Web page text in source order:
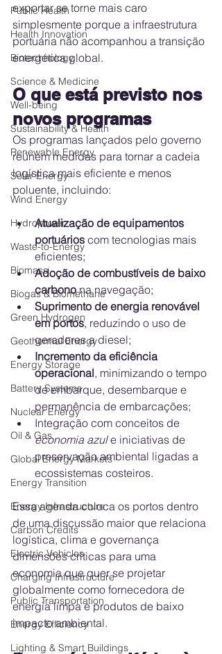
Public Health
Health Innovation
Biotechnology
Science & Medicine
Well-being
Sustainability & Health
Renewable Energy
Solar Energy
Wind Energy
Hydropower
Waste-to-Energy
Biomass
Biogas & Biomethane
Green Hydrogen
Geothermal Energy
Energy Storage
Battery Systems
Nuclear Energy
Oil & Gas
Global Energy Markets
Energy Transition
Energy Infrastructure
Carbon Credits
Electric Vehicles
Charging Infrastructure
Public Transportation
Energy Efficiency
Lighting & Smart Buildings
exportar se torne mais caro
simplesmente porque a infraestrutura
portuária não acompanhou a transição
energética global.
O que está previsto nos
novos programas
Os programas lançados pelo governo
reúnem medidas para tornar a cadeia
logística mais eficiente e menos
poluente, incluindo:
Atualização de equipamentos
portuários com tecnologias mais
eficientes;
Adoção de combustíveis de baixo
carbono na navegação;
Suprimento de energia renovável
em portos, reduzindo o uso de
geradores a diesel;
Incremento da eficiência
operacional, minimizando o tempo
de embarque, desembarque e
permanência de embarcações;
Integração com conceitos de
economia azul e iniciativas de
preservação ambiental ligadas a
ecossistemas costeiros.
Essa agenda coloca os portos dentro
de uma discussão maior que relaciona
logística, clima e governança
dimensões críticas para uma
economia que quer se projetar
globalmente como fornecedora de
energia limpa e produtos de baixo
impacto ambiental.